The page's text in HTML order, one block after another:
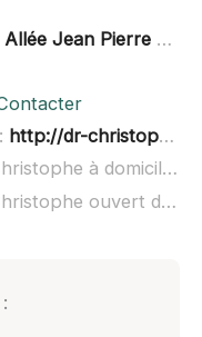
Jean Pierre Carl, 67120 Molsheim
http://dr-christophe-schohn.chirurgiens-dentistes.fr/
Dr Schohn Christophe à domicile :
Dr Schohn Christophe ouvert dimanche :